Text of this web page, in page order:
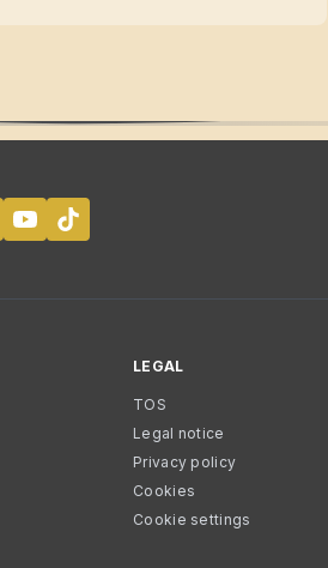
LEGAL
TOS
Legal notice
Privacy policy
Cookies
Cookie settings